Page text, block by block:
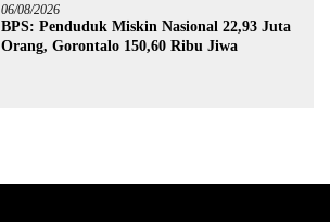
06/08/2026
BPS: Penduduk Miskin Nasional 22,93 Juta
Orang, Gorontalo 150,60 Ribu Jiwa